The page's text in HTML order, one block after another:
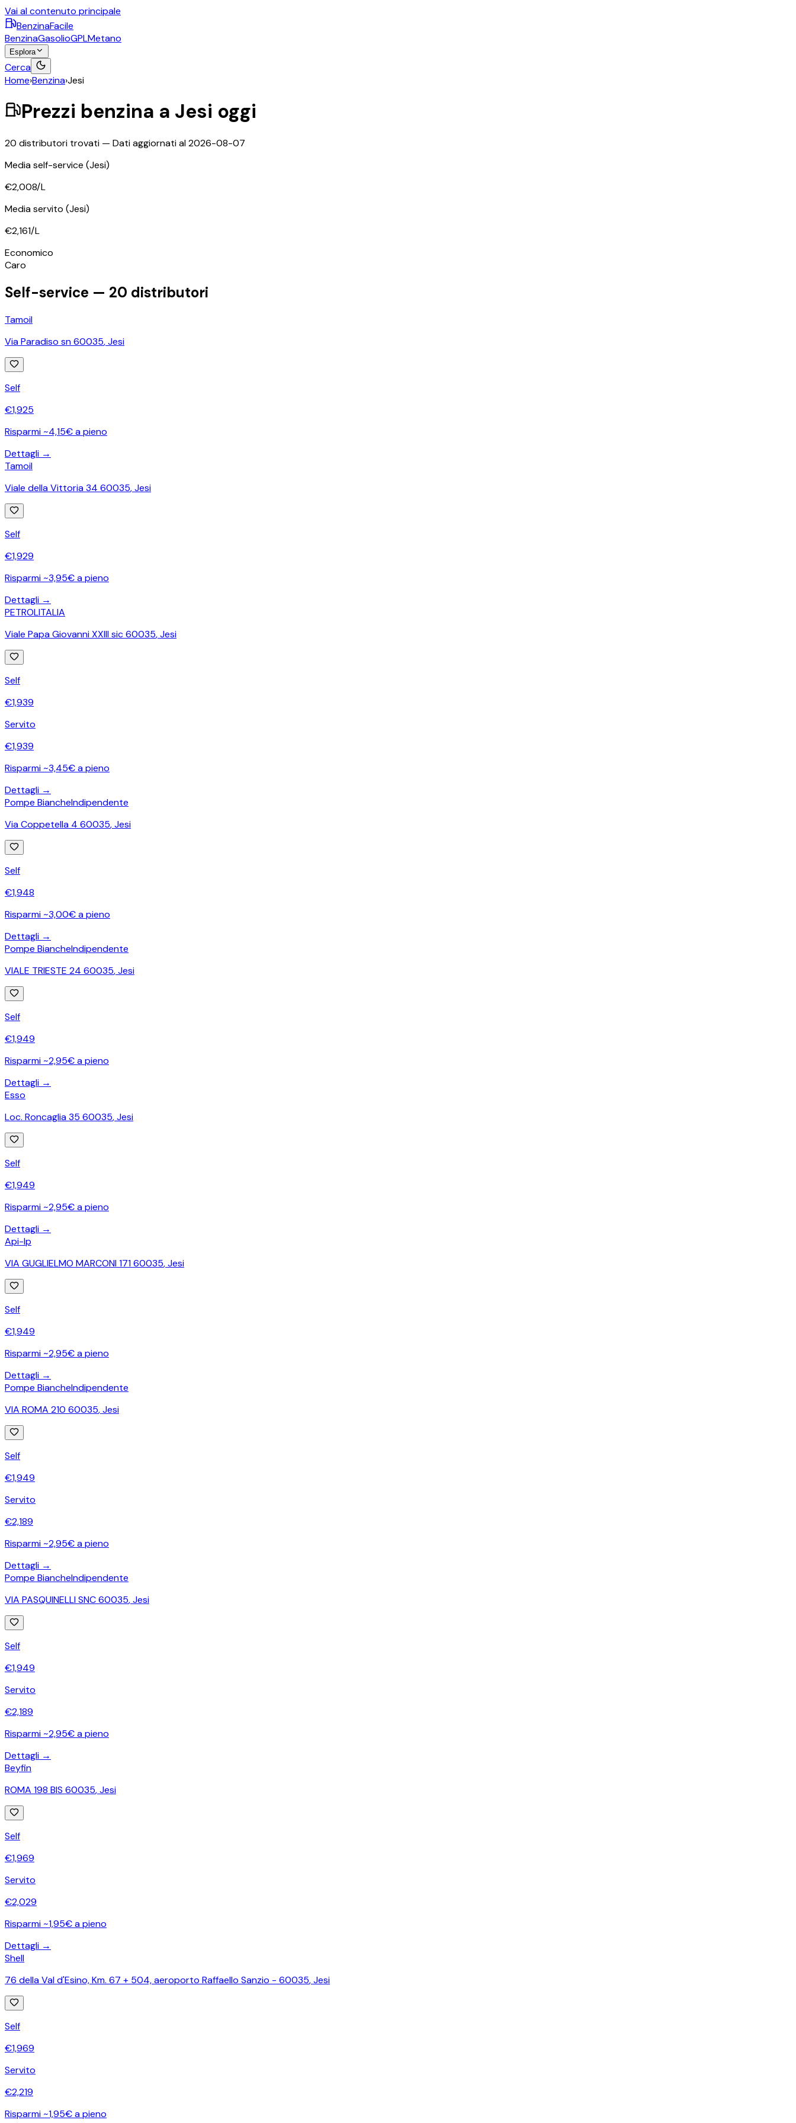
Vai al contenuto principale
BenzinaFacile
BenzinaGasolioGPLMetano
Esplora
Cerca
Home›Benzina›Jesi
Prezzi benzina a Jesi oggi
20 distributori trovati — Dati aggiornati al2026-08-07
Media self-service (Jesi)
€2,008/L
Media servito (Jesi)
€2,161/L
Economico
Caro
Self-service — 20 distributori
Tamoil
Via Paradiso sn 60035,Jesi
Self
€1,925
Risparmi ~4,15€ a pieno
Dettagli →
Tamoil
Viale della Vittoria 34 60035,Jesi
Self
€1,929
Risparmi ~3,95€ a pieno
Dettagli →
PETROLITALIA
Viale Papa Giovanni XXIII sic 60035,Jesi
Self
€1,939
Servito
€1,939
Risparmi ~3,45€ a pieno
Dettagli →
Pompe BiancheIndipendente
Via Coppetella 4 60035,Jesi
Self
€1,948
Risparmi ~3,00€ a pieno
Dettagli →
Pompe BiancheIndipendente
VIALE TRIESTE 24 60035,Jesi
Self
€1,949
Risparmi ~2,95€ a pieno
Dettagli →
Esso
Loc. Roncaglia 35 60035,Jesi
Self
€1,949
Risparmi ~2,95€ a pieno
Dettagli →
Api-Ip
VIA GUGLIELMO MARCONI 171 60035,Jesi
Self
€1,949
Risparmi ~2,95€ a pieno
Dettagli →
Pompe BiancheIndipendente
VIA ROMA 210 60035,Jesi
Self
€1,949
Servito
€2,189
Risparmi ~2,95€ a pieno
Dettagli →
Pompe BiancheIndipendente
VIA PASQUINELLI SNC 60035,Jesi
Self
€1,949
Servito
€2,189
Risparmi ~2,95€ a pieno
Dettagli →
Beyfin
ROMA 198 BIS 60035,Jesi
Self
€1,969
Servito
€2,029
Risparmi ~1,95€ a pieno
Dettagli →
Shell
76 della Val d'Esino, Km. 67 + 504, aeroporto Raffaello Sanzio - 60035,Jesi
Self
€1,969
Servito
€2,219
Risparmi ~1,95€ a pieno